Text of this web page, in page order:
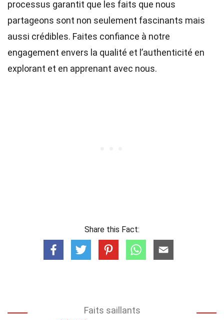
processus garantit que les faits que nous
partageons sont non seulement fascinants mais
aussi crédibles. Faites confiance à notre
engagement envers la qualité et l’authenticité en
explorant et en apprenant avec nous.
Share this Fact:
Faits saillants